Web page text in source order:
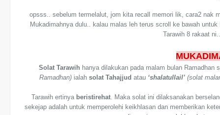
opsss.. sebelum termelalut, jom kita recall memori lik, cara2 nak
Mukadimahnya dulu.. kalau malas leh terus scroll ke bawah
Tarawih 8 rakaat
Solat Tarawih hanya dilakukan pada malam bulan
Ramadhan) ialahsolat Tahajjudatau ‘shalatullail’ (solat
Tarawih ertinya beristirehat. Maka solat ini dilaksanakan
sekejap adalah untuk memperolehi keikhlasan dan memberikan